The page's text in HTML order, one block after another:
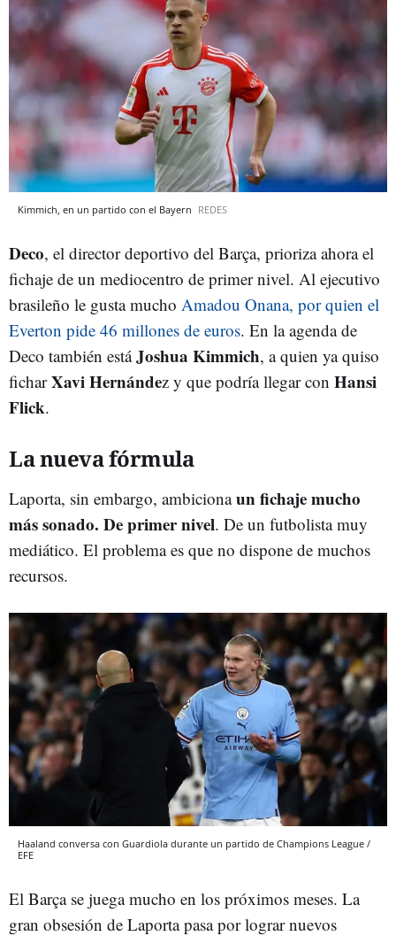
Kimmich, en un partido con el Bayern REDES
Deco, el director deportivo del Barça, prioriza ahora el
fichaje de un mediocentro de primer nivel. Al ejecutivo
brasileño le gusta mucho Amadou Onana, por quien el
Everton pide 46 millones de euros. En la agenda de
Deco también estáJoshua Kimmich, a quien ya quiso
ficharXavi Hernández y que podría llegar con Hansi
Flick.
La nueva fórmula
Laporta, sin embargo, ambicionaun fichaje mucho
más sonado. De primer nivel. De un futbolista muy
mediático. El problema es que no dispone de muchos
recursos.
Haaland conversa con Guardiola durante un partido de Champions League /
EFE
El Barça se juega mucho en los próximos meses. La
gran obsesión de Laporta pasa por lograr nuevos